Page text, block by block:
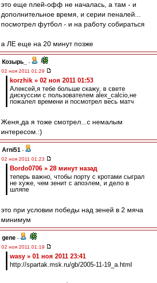
это еще плей-офф не началась, а там - и
дополнительное время, и серии пеналей...
посмотрел футбол - и на работу собираться
а ЛЕ еще на 20 минут позже
Козырь_
-
02 ноя 2011 01:29
korzhik » 02 ноя 2011 01:53
Алексей,я тебе больше скажу, в свете
дискуссии с пользователем alex_calcio,не
пожалел времени и посмотрел весь матч
Женя,да я тоже смотрел...с немалым
интересом.:)
Arni51 -
02 ноя 2011 01:23
Bordo0706 » 28 минут назад
теперь важно, чтобы порту с кротами сыграл
не хуже, чем зенит с апоэлем, и дело в
шляпе
это при условии победы над зеней в 2 мяча
минимум
gene -
02 ноя 2011 01:19
wasy » 01 ноя 2011 23:41
http://spartak.msk.ru/gb/2005-11-19_a.html